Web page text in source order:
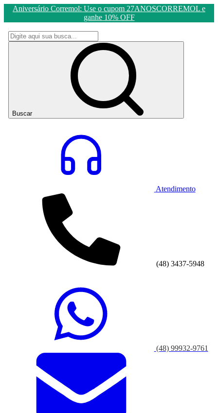
Aniversário Corremol: Use o cupom 27ANOSCORREMOL e
ganhe 10% OFF
Buscar
Atendimento
(48) 3437-5948
(48) 99932-9761